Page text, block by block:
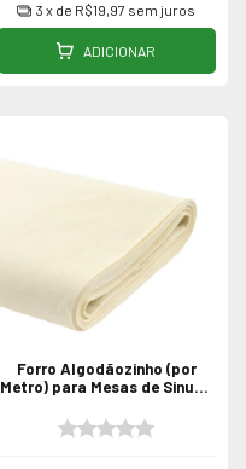
3 x de R$19,97 sem juros
ADICIONAR
Forro Algodãozinho (por
Metro) para Mesas de Sinuca